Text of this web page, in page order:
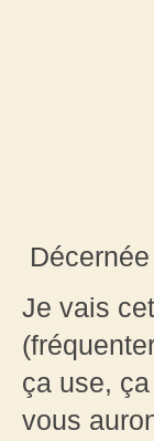
Je vais
ça use,
vous